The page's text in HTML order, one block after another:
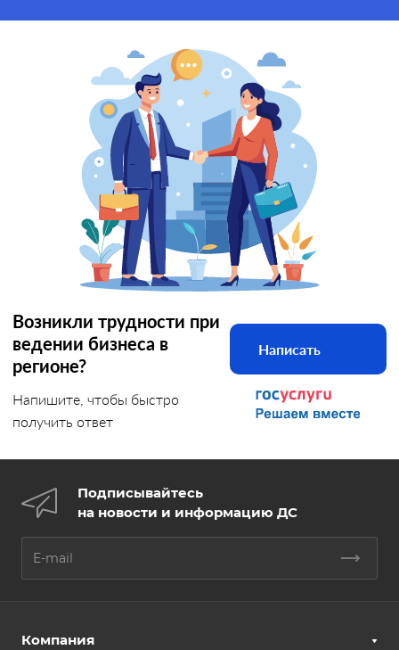
Возникли трудности при
ведении бизнеса в
регионе?
Напишите, чтобы быстро
получить ответ
Написать
Подписывайтесь
на новости и информацию ДС
Компания